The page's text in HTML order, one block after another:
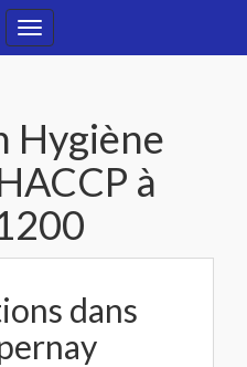
Toggle
Hygiène
à
dans